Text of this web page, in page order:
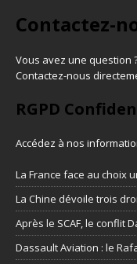
Contactez-
Vous avez une question
Contactez-nous
RGPD
Accédez à nos
La France face au choix
La Chine dévoile trois
Après le SCAF, le conflit
Dassault Aviation : le